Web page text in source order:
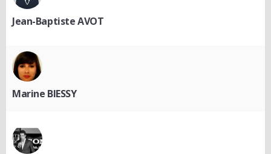
Jean-Baptiste AVOT
Marine BIESSY